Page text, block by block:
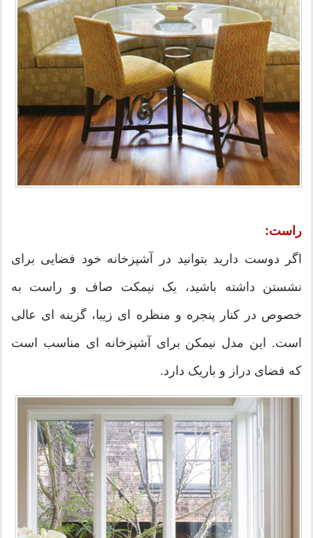
راست:
اگر دوست دارید بتوانید در آشپزخانه خود فضایی برای
نشستن داشته باشید، یک نیمکت صاف و راست به
خصوص در کنار پنجره و منظره ای زیبا، گزینه ای عالی
است. این مدل نیمکن برای آشپزخانه ای مناسب است
که فضای دراز و باریک دارد.